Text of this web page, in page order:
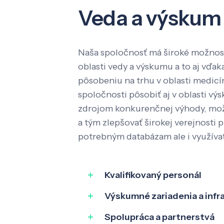
Veda a výskum
Naša spoločnosť má široké
oblasti vedy a výskumu a to aj
pôsobeniu na trhu v oblasti
spoločnosti pôsobiť aj v oblasti
zdrojom konkurenčnej výhody,
a tým zlepšovať širokej verejnosti
potrebným databázam ale i
Kvalifikovaný personál
Výskumné zariadenia a
Spolupráca a partnerstvá